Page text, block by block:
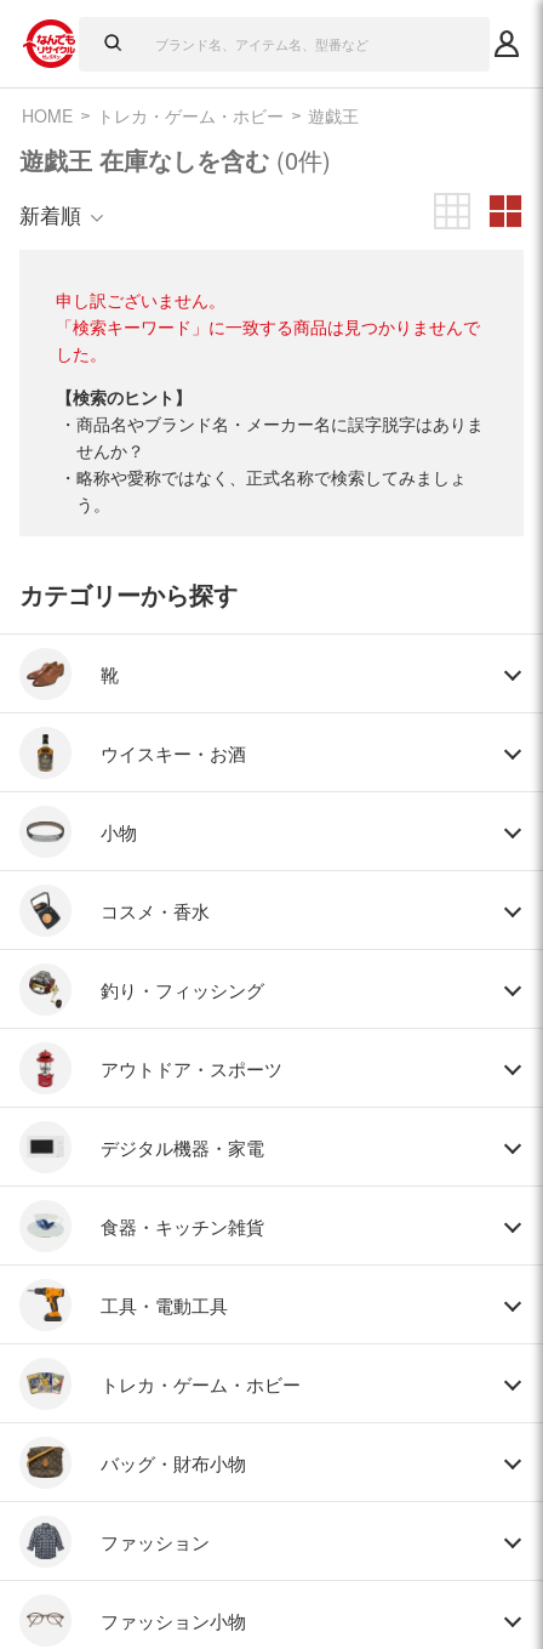
HOME トレカ・ゲーム・ホビー 遊戯王
遊戯王 在庫なしを含む (0件)
新着順
申し訳ございません。
「検索キーワード」に一致する商品は見つかりませんで
した。
【検索のヒント】
商品名やブランド名・メーカー名に誤字脱字はありま
せんか？
略称や愛称ではなく、正式名称で検索してみましょ
う。
カテゴリーから探す
靴
ウイスキー・お酒
小物
コスメ・香水
釣り・フィッシング
アウトドア・スポーツ
デジタル機器・家電
食器・キッチン雑貨
工具・電動工具
トレカ・ゲーム・ホビー
バッグ・財布小物
ファッション
ファッション小物